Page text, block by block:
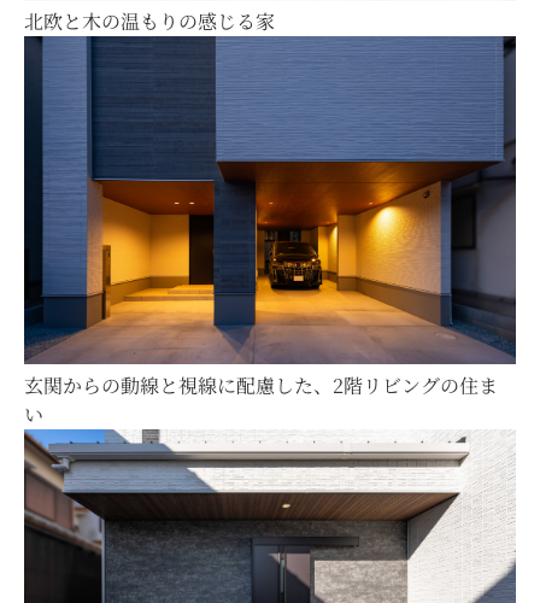
北欧と木の温もりの感じる家
玄関からの動線と視線に配慮した、2階リビングの住ま
い